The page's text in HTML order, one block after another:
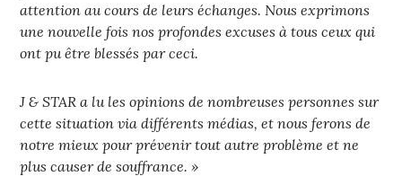
attention au cours de leurs échanges. Nous exprimons
une nouvelle fois nos profondes excuses à tous ceux qui
ont pu être blessés par ceci.
J & STAR a lu les opinions de nombreuses personnes sur
cette situation via différents médias, et nous ferons de
notre mieux pour prévenir tout autre problème et ne
plus causer de souffrance. »